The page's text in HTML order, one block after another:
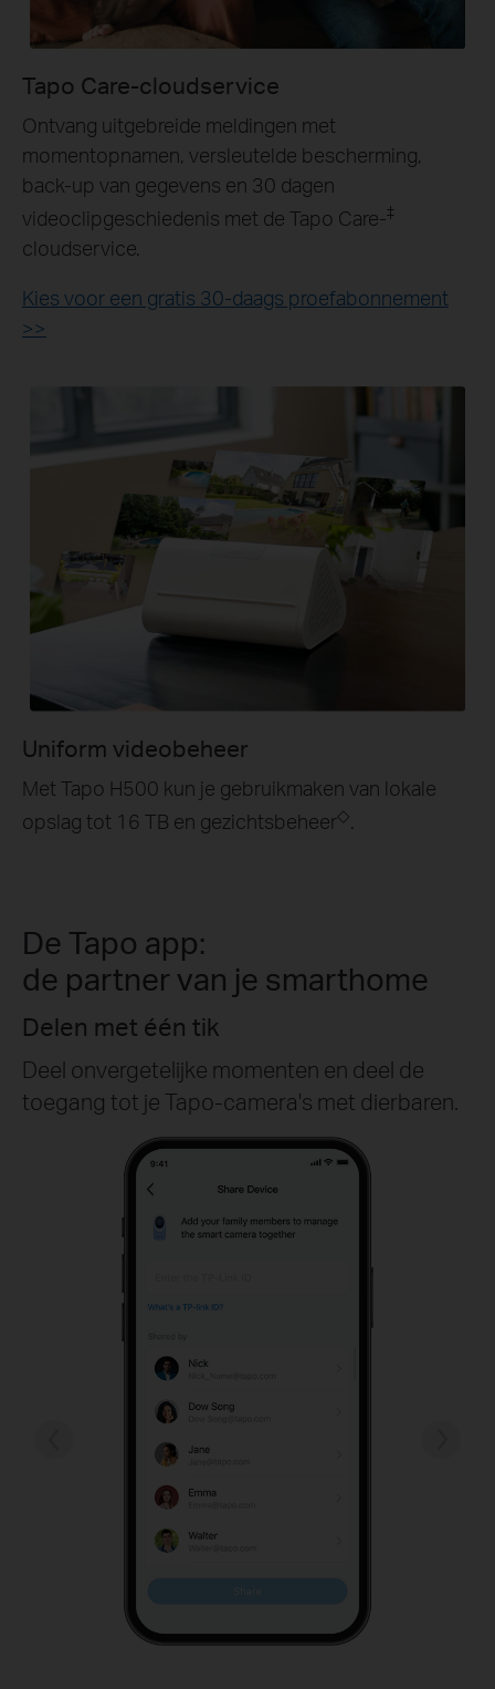
Tapo Care-cloudservice
Ontvang uitgebreide meldingen met
momentopnamen, versleutelde bescherming,
back-up van gegevens en 30 dagen
videoclipgeschiedenis met de Tapo Care-‡
cloudservice.
Kies voor een gratis 30-daags proefabonnement
>>
Uniform videobeheer
Met Tapo H500 kun je gebruikmaken van lokale
opslag tot 16 TB en gezichtsbeheer◇.
De Tapo app:
de partner van je smarthome
Delen met één tik
Deel onvergetelijke momenten en deel de
toegang tot je Tapo-camera's met dierbaren.